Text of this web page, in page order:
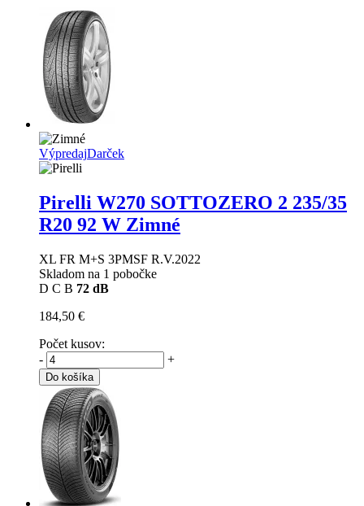
VýpredajDarček
Pirelli W270 SOTTOZERO 2 235/35
R20 92 W Zimné
XL FR M+S 3PMSF R.V.2022
Skladom na 1 pobočke
D C B 72 dB
184,50 €
Počet kusov:
-
+
Do košíka